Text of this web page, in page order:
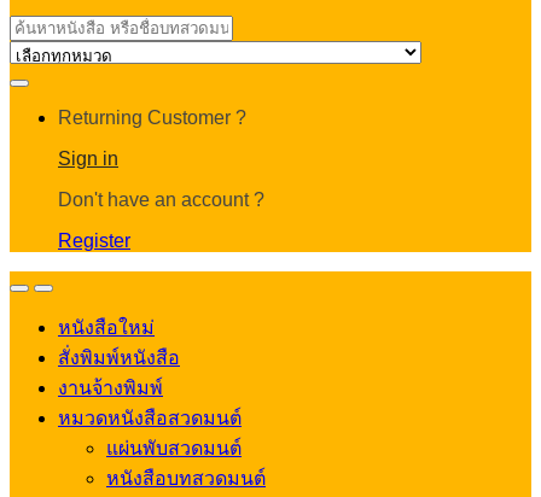
Search
for:
Returning Customer ?
Sign in
Don't have an account ?
Register
OpenClose
หนังสือใหม่
สั่งพิมพ์หนังสือ
งานจ้างพิมพ์
หมวดหนังสือสวดมนต์
แผ่นพับสวดมนต์
หนังสือบทสวดมนต์